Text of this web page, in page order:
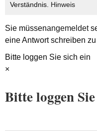
Verständnis. Hinweis
Sie müssenangemeldet
eine Antwort schreiben
Bitte loggen Sie sich ein
×
Bitte loggen